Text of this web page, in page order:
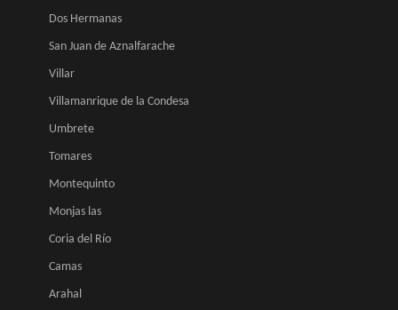
Dos Hermanas
San Juan de Aznalfarache
Villar
Villamanrique de la Condesa
Umbrete
Tomares
Montequinto
Monjas las
Coria del Río
Camas
Arahal